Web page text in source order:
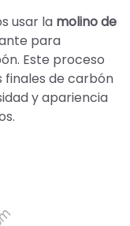
usar la molino de
para
Este proceso
finales de carbón
y apariencia